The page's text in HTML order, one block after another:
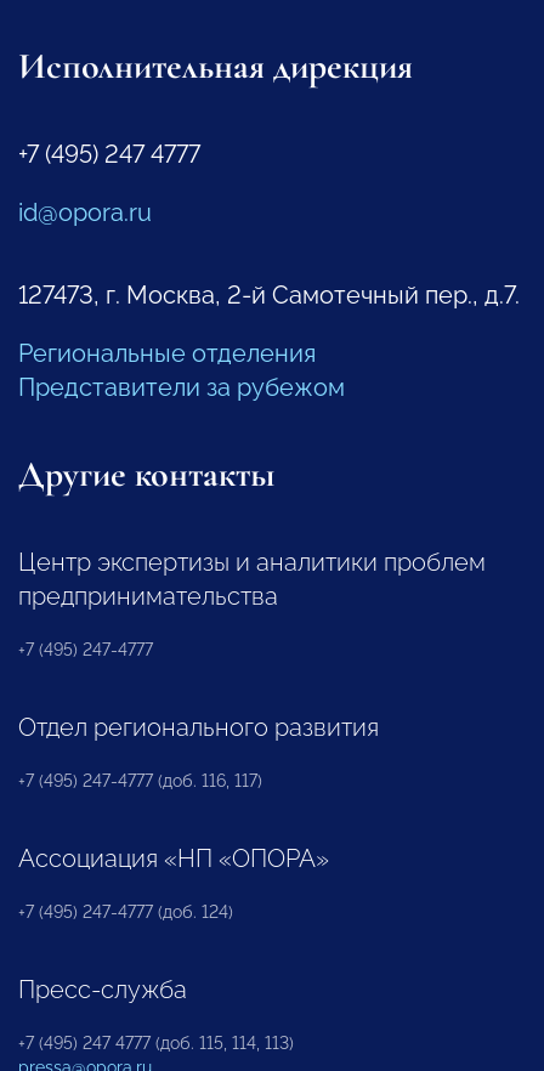
Исполнительная дирекция
+7 (495) 247 4777
id@opora.ru
127473, г. Москва, 2-й Самотечный пер., д.7.
Региональные отделения
Представители за рубежом
Другие контакты
Центр экспертизы и аналитики проблем
предпринимательства
+7 (495) 247-4777
Отдел регионального развития
+7 (495) 247-4777 (доб. 116, 117)
Ассоциация «НП «ОПОРА»
+7 (495) 247-4777 (доб. 124)
Пресс-служба
+7 (495) 247 4777 (доб. 115, 114, 113)